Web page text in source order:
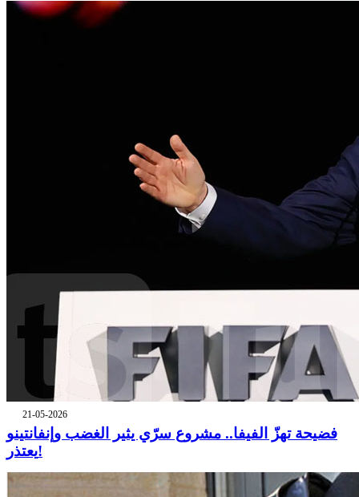
21-05-2026
فضيحة تهزّ الفيفا.. مشروع سرّي يثير الغضب وإنفانتينو
يعتذر!